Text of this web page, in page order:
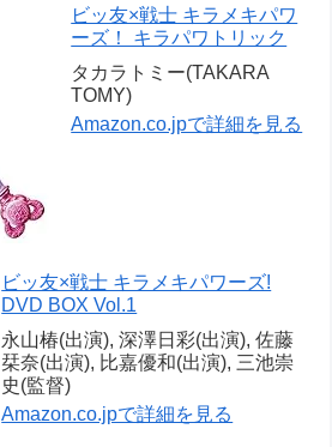
ビッ友×戦士 キラメキパワ
ーズ！ キラパワトリック
タカラトミー(TAKARA
TOMY)
Amazon.co.jpで詳細を見る
ビッ友×戦士 キラメキパワーズ!
DVD BOX Vol.1
永山椿(出演), 深澤日彩(出演), 佐藤
栞奈(出演), 比嘉優和(出演), 三池崇
史(監督)
Amazon.co.jpで詳細を見る